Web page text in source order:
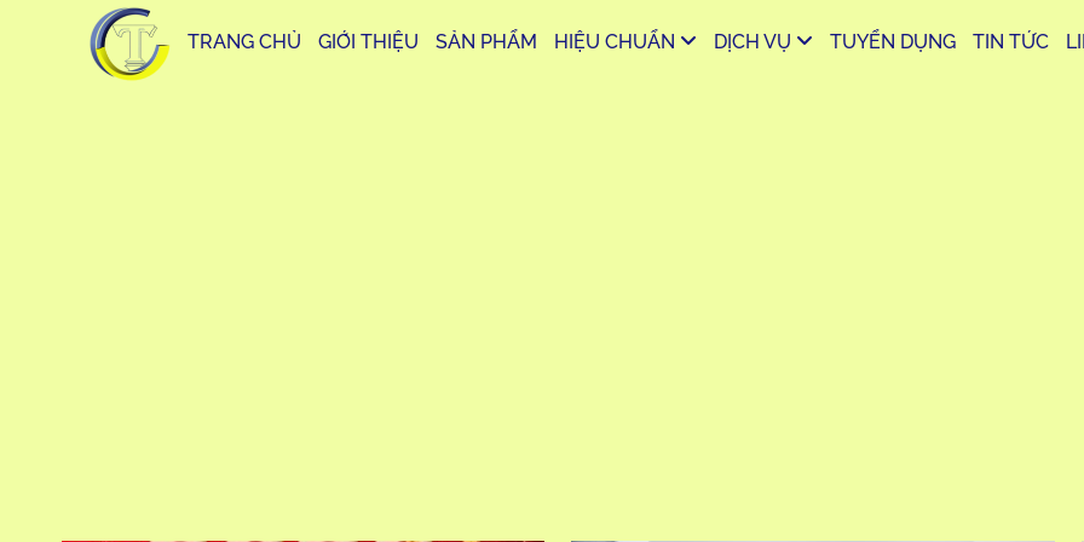
TRANG CHỦ GIỚI THIỆU SẢN PHẨM HIỆU CHUẨN DỊCH VỤ TUYỂN DỤNG TIN TỨC